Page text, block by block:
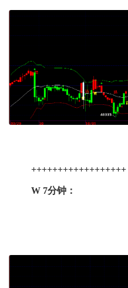
++++++++++++++++++
W 7分钟：